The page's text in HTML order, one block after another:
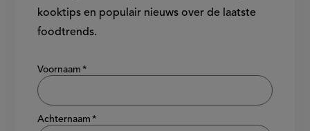
kooktips en populair nieuws over de laatste
foodtrends.
Show/hide
Voornaam
Achternaam